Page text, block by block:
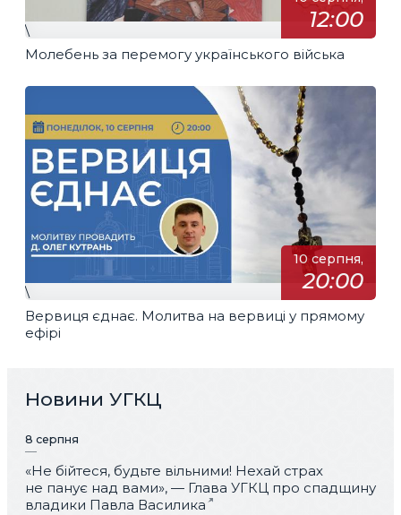
12:00
\
Молебень за перемогу українського війська
10 серпня,
20:00
\
Вервиця єднає. Молитва на вервиці у прямому
ефірі
Новини УГКЦ
8 серпня
«Не бійтеся, будьте вільними! Нехай страх
не панує над вами», — Глава УГКЦ про спадщину
владики Павла Василика